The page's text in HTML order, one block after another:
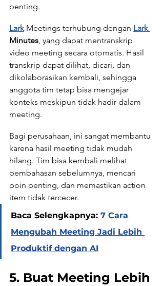
penting.
Lark Meetings terhubung dengan Lark
Minutes, yang dapat mentranskrip
video meeting secara otomatis. Hasil
transkrip dapat dilihat, dicari, dan
dikolaborasikan kembali, sehingga
anggota tim tetap bisa mengejar
konteks meskipun tidak hadir dalam
meeting.
Bagi perusahaan, ini sangat membantu
karena hasil meeting tidak mudah
hilang. Tim bisa kembali melihat
pembahasan sebelumnya, mencari
poin penting, dan memastikan action
item tidak tercecer.
Baca Selengkapnya: 7 Cara
Mengubah Meeting Jadi Lebih
Produktif dengan AI
5. Buat Meeting Lebih